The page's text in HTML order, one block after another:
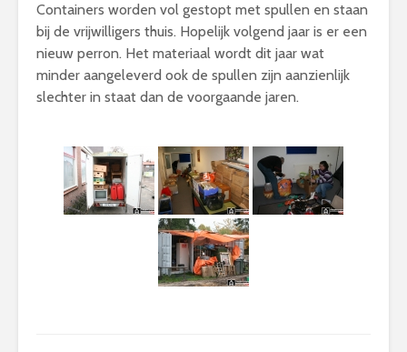
Containers worden vol gestopt met spullen en staan
bij de vrijwilligers thuis. Hopelijk volgend jaar is er een
nieuw perron. Het materiaal wordt dit jaar wat
minder aangeleverd ook de spullen zijn aanzienlijk
slechter in staat dan de voorgaande jaren.